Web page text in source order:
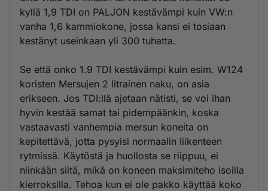
kyllä 1,9 TDI on PALJON kestävämpi kuin VW:n
vanha 1,6 kammiokone, jossa kansi ei tosiaan
kestänyt useinkaan yli 300 tuhatta.
Se että onko 1.9 TDI kestävämpi kuin esim. W124
koristen Mersujen 2 litrainen naku, on asia
erikseen. Jos TDI:llä ajetaan nätisti, se voi ihan
hyvin kestää samat tai pidempäänkin, koska
vastaavasti vanhempia mersun koneita on
kepitettävä, jotta pysyisi normaalin liikenteen
rytmissä. Käytöstä ja huollosta se riippuu, ei
niinkään siitä, mikä on koneen maksimiteho isoilla
kierroksilla. Tehoa kun ei ole pakko käyttää koko